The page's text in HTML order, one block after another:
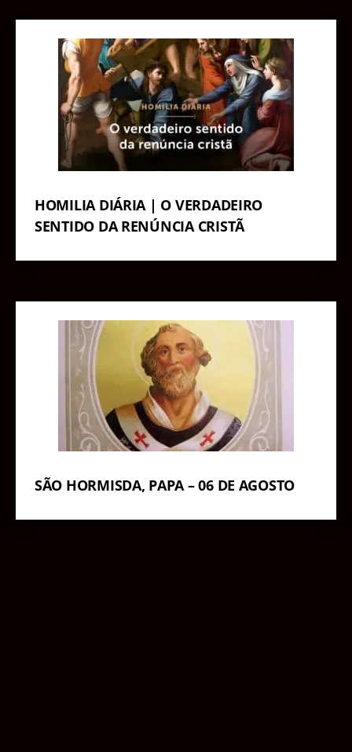
HOMILIA DIÁRIA | O VERDADEIRO
SENTIDO DA RENÚNCIA CRISTÃ
SÃO HORMISDA, PAPA – 06 DE AGOSTO